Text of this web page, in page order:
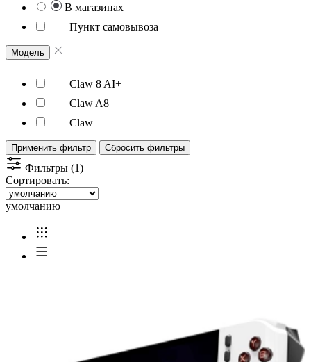
В магазинах
Пункт самовывоза
Модель
Claw 8 AI+
Claw A8
Claw
Применить фильтр Сбросить фильтры
Фильтры (1)
Сортировать:
умолчанию